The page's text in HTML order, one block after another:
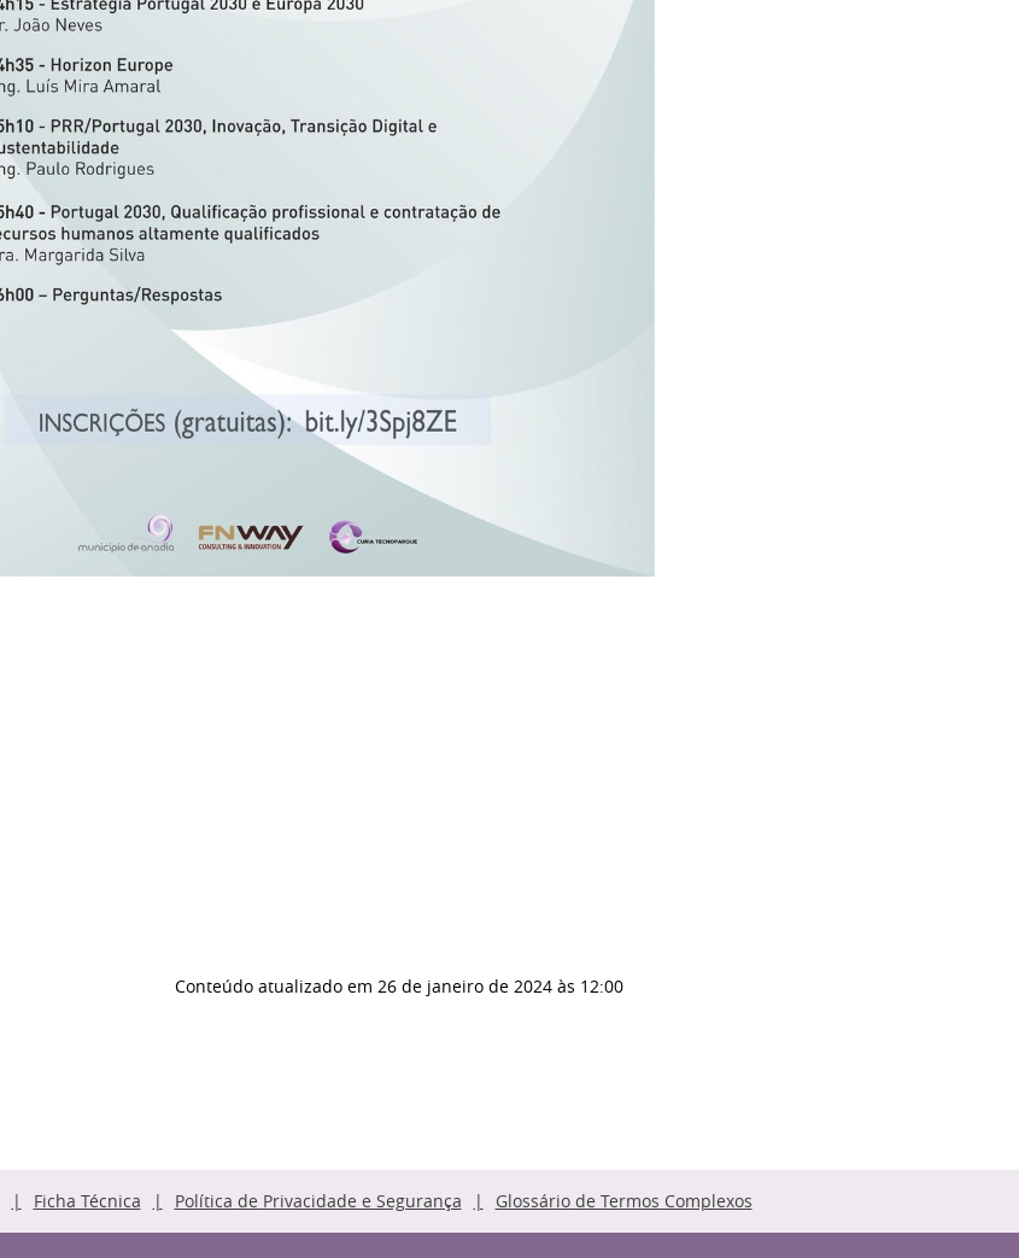
Conteúdo atualizado em 26 de janeiro de 2024 às 12:00
Ficha Técnica Política de Privacidade e Segurança Glossário de Termos Complexos